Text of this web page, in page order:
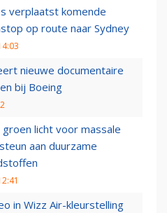
verplaatst komende
op route naar Sydney
nieuwe documentaire
bij Boeing
licht voor massale
aan duurzame
in Wizz Air-kleurstelling